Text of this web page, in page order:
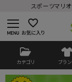
スポーツマリ
favorite_border
お気に入り
カテゴリ ブラ